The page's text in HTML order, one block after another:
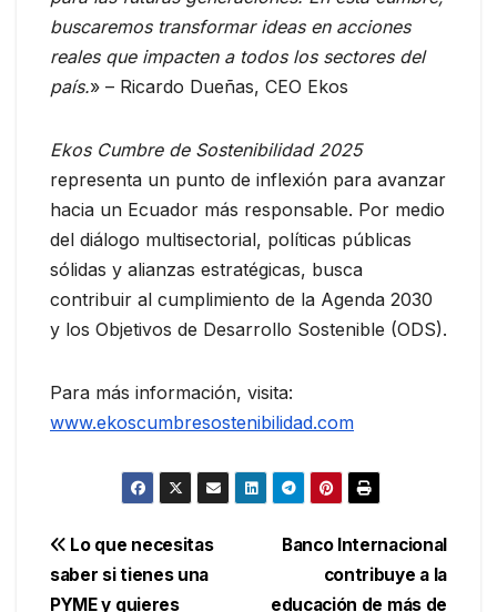
buscaremos transformar ideas en acciones
reales que impacten a todos los sectores del
país.» – Ricardo Dueñas, CEO Ekos
Ekos Cumbre de Sostenibilidad 2025
representa un punto de inflexión para avanzar
hacia un Ecuador más responsable. Por medio
del diálogo multisectorial, políticas públicas
sólidas y alianzas estratégicas, busca
contribuir al cumplimiento de la Agenda 2030
y los Objetivos de Desarrollo Sostenible (ODS).
Para más información, visita:
www.ekoscumbresostenibilidad.com
Navegación
de
Banco Internacional
contribuye a la
educación de más de
Lo que necesitas
saber si tienes una
PYME y quieres